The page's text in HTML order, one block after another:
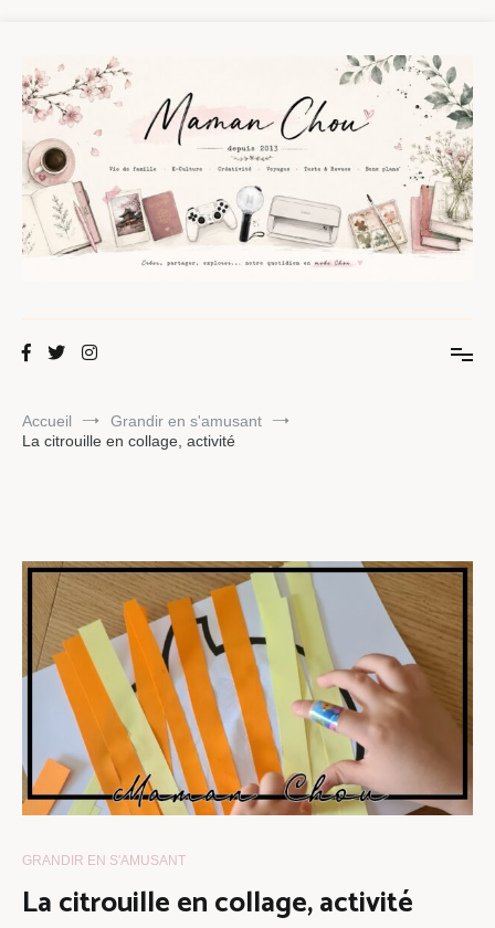
contenu
Maman Chou
Accueil
Grandir en s'amusant
La citrouille en collage, activité
GRANDIR EN S'AMUSANT
La citrouille en collage, activité